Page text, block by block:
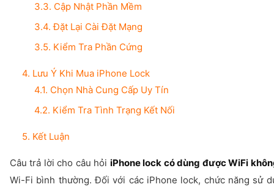
3.3. Cập Nhật Phần Mềm
3.4. Đặt Lại Cài Đặt Mạng
3.5. Kiểm Tra Phần Cứng
4. Lưu Ý Khi Mua iPhone Lock
4.1. Chọn Nhà Cung Cấp Uy Tín
4.2. Kiểm Tra Tình Trạng Kết Nối
5. Kết Luận
Câu trả lời cho câu hỏi iPhone lock có dùng được WiFi
Wi-Fi bình thường. Đối với các iPhone lock, chức năng sử